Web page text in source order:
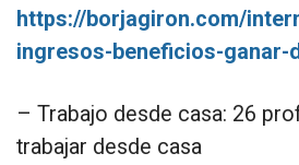
https://borjagiron.com/
ingresos-beneficios-ganar-
– Trabajo desde casa: 26
trabajar desde casa